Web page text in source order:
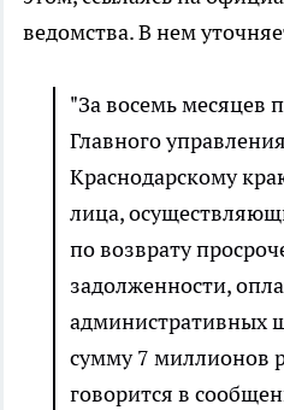
ведомства. В нем
"За восемь месяцев
Главного
Краснодарскому
лица,
по возврату
задолженности,
административных
сумму 7 миллионов
говорится в